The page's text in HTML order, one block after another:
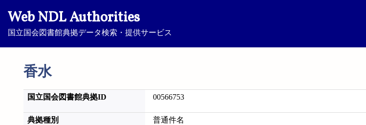
Web NDL Authorities
国立国会図書館典拠データ検索・提供サービス
香水
国立国会図書館典拠ID 00566753
典拠種別 普通件名